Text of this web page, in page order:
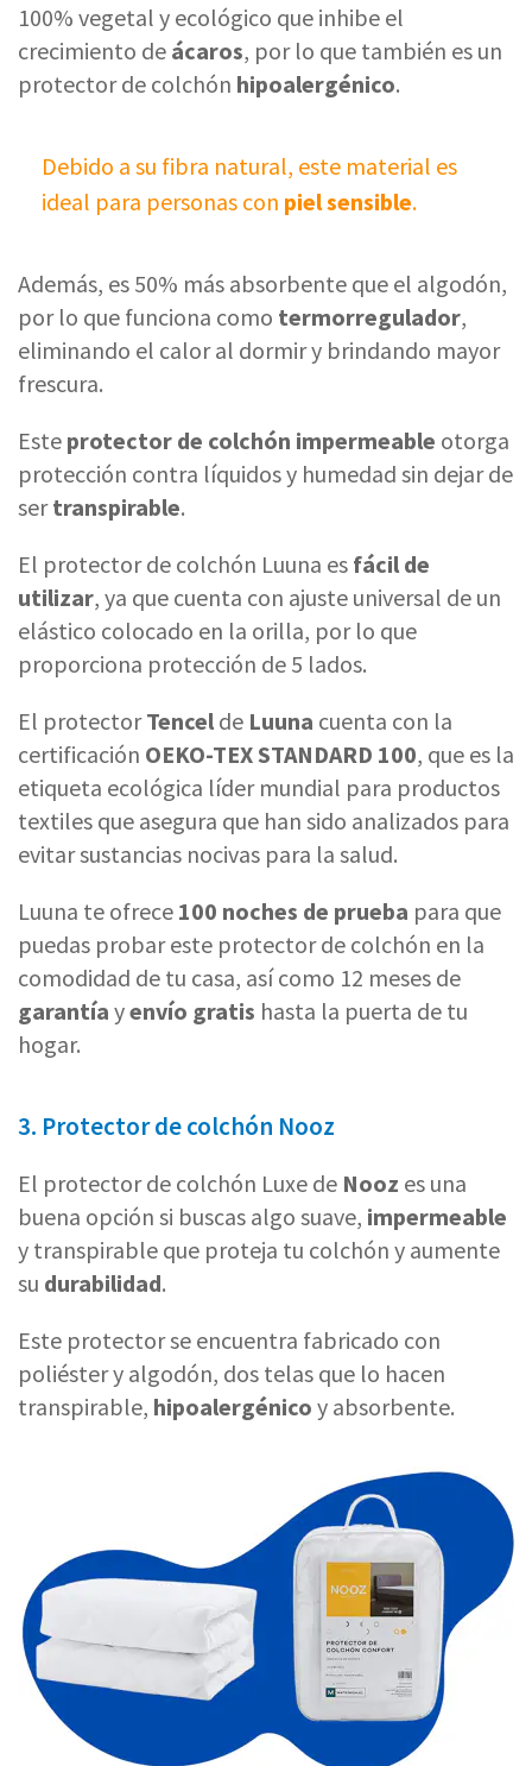
100% vegetal y ecológico que inhibe el
crecimiento de ácaros, por lo que también es un
protector de colchón hipoalergénico.
Debido a su fibra natural, este material es
ideal para personas con piel sensible.
Además, es 50% más absorbente que el algodón,
por lo que funciona como termorregulador,
eliminando el calor al dormir y brindando mayor
frescura.
Este protector de colchón impermeable otorga
protección contra líquidos y humedad sin dejar de
sertranspirable.
El protector de colchón Luuna es fácil de
utilizar, ya que cuenta con ajuste universal de un
elástico colocado en la orilla, por lo que
proporciona protección de 5 lados.
El protectorTencel de Luuna cuenta con la
certificación OEKO-TEX STANDARD 100, que es la
etiqueta ecológica líder mundial para productos
textiles que asegura que han sido analizados para
evitar sustancias nocivas para la salud.
Luuna te ofrece 100 noches de prueba para que
puedas probar este protector de colchón en la
comodidad de tu casa, así como 12 meses de
garantía yenvío gratis hasta la puerta de tu
hogar.
3. Protector de colchón Nooz
El protector de colchón Luxe de Nooz es una
buena opción si buscas algo suave, impermeable
y transpirable que proteja tu colchón y aumente
su durabilidad.
Este protector se encuentra fabricado con
poliéster y algodón, dos telas que lo hacen
transpirable, hipoalergénico y absorbente.